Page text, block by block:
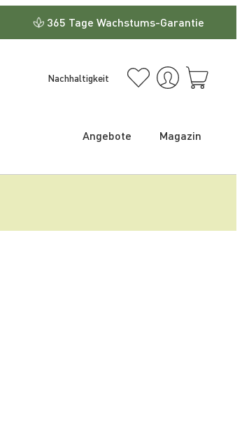
365 Tage Wachstums-Garantie
Nachhaltigkeit
Angebote Magazin